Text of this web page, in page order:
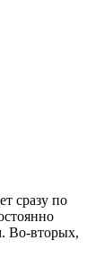
сразу по
Во-вторых,